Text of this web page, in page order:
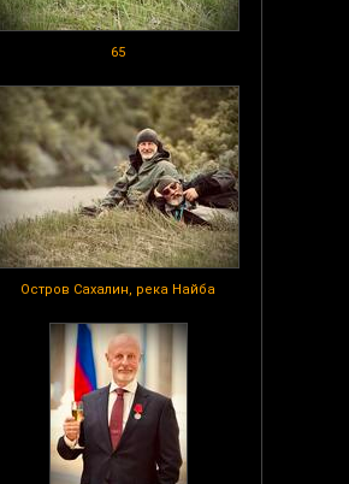
65
Остров Сахалин, река Найба